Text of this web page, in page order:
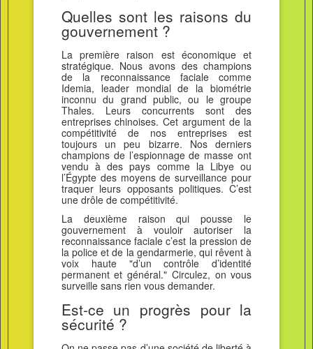
Quelles sont les raisons du
gouvernement ?
La première raison est économique et
stratégique. Nous avons des champions
de la reconnaissance faciale comme
Idemia, leader mondial de la biométrie
inconnu du grand public, ou le groupe
Thales. Leurs concurrents sont des
entreprises chinoises. Cet argument de la
compétitivité de nos entreprises est
toujours un peu bizarre. Nos derniers
champions de l’espionnage de masse ont
vendu à des pays comme la Libye ou
l’Égypte des moyens de surveillance pour
traquer leurs opposants politiques. C’est
une drôle de compétitivité.
La deuxième raison qui pousse le
gouvernement à vouloir autoriser la
reconnaissance faciale c’est la pression de
la police et de la gendarmerie, qui rêvent à
voix haute "d’un contrôle d’identité
permanent et général." Circulez, on vous
surveille sans rien vous demander.
Est-ce un progrès pour la
sécurité ?